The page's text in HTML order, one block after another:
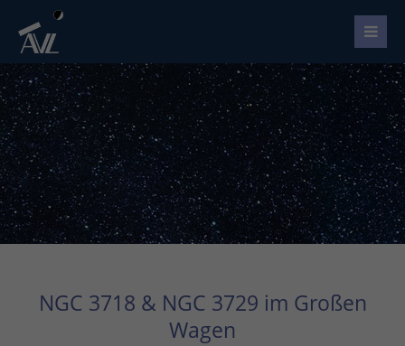
NGC 3718 & NGC 3729 im Großen
Wagen